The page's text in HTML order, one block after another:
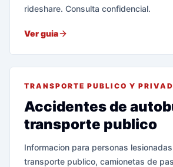
rideshare. Consulta confidencial.
Ver guia
TRANSPORTE PUBLICO Y
Accidentes de
transporte publico
Informacion para personas
transporte publico, camionetas de